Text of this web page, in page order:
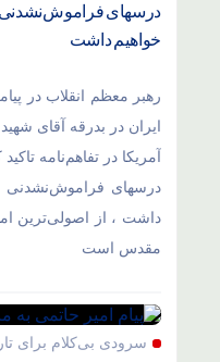
درسهای فراموش‌نشدنی
خواهیم داشت
رهبر معظم انقلاب در
ایران در بدرقه آقای
آمریکا در تفاهم‌نامه
درسهای فراموش‌نشدنی
داشت ، از اصولی‌ترین
مقدس است
سرودی بی‌کلام برای